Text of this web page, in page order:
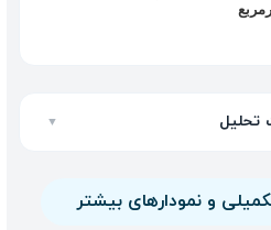
تحلیل ▼
و نمودارهای بیشتر